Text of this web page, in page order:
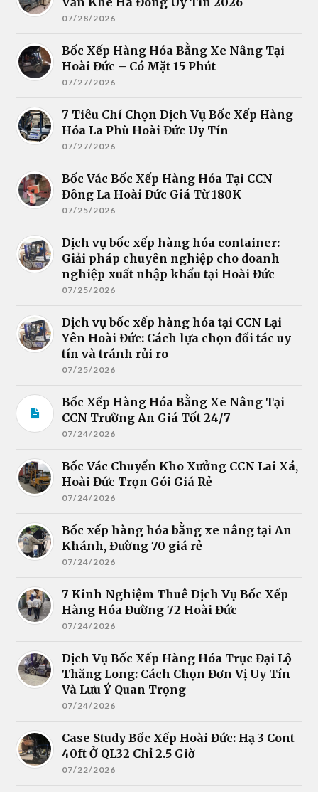
07/28/2026
Bốc Xếp Hàng Hóa Bằng Xe Nâng Tại
Hoài Đức – Có Mặt 15 Phút
07/27/2026
7 Tiêu Chí Chọn Dịch Vụ Bốc Xếp Hàng
Hóa La Phù Hoài Đức Uy Tín
07/27/2026
Bốc Vác Bốc Xếp Hàng Hóa Tại CCN
Đông La Hoài Đức Giá Từ 180K
07/25/2026
Dịch vụ bốc xếp hàng hóa container:
Giải pháp chuyên nghiệp cho doanh
nghiệp xuất nhập khẩu tại Hoài Đức
07/25/2026
Dịch vụ bốc xếp hàng hóa tại CCN Lại
Yên Hoài Đức: Cách lựa chọn đối tác uy
tín và tránh rủi ro
07/25/2026
Bốc Xếp Hàng Hóa Bằng Xe Nâng Tại
CCN Trường An Giá Tốt 24/7
07/24/2026
Bốc Vác Chuyển Kho Xưởng CCN Lai Xá,
Hoài Đức Trọn Gói Giá Rẻ
07/24/2026
Bốc xếp hàng hóa bằng xe nâng tại An
Khánh, Đường 70 giá rẻ
07/24/2026
7 Kinh Nghiệm Thuê Dịch Vụ Bốc Xếp
Hàng Hóa Đường 72 Hoài Đức
07/24/2026
Dịch Vụ Bốc Xếp Hàng Hóa Trục Đại Lộ
Thăng Long: Cách Chọn Đơn Vị Uy Tín
Và Lưu Ý Quan Trọng
07/24/2026
Case Study Bốc Xếp Hoài Đức: Hạ 3 Cont
40ft Ở QL32 Chỉ 2.5 Giờ
07/22/2026